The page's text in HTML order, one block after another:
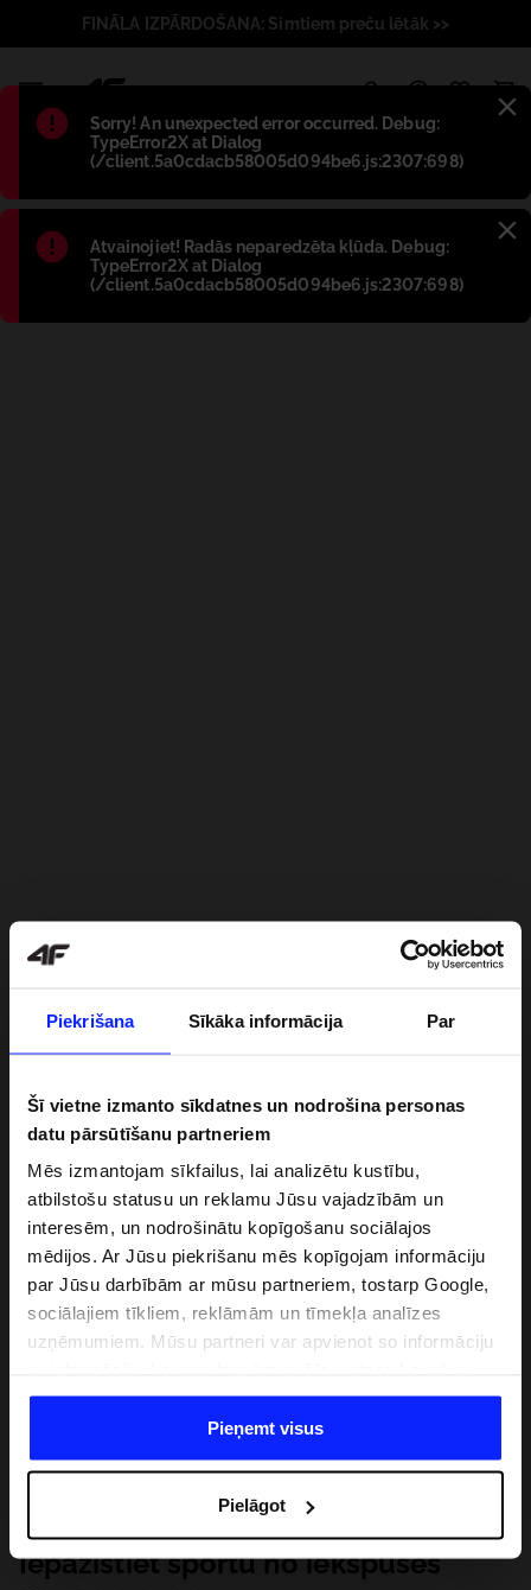
Piekrišana Sīkāka informācija Par
Šī vietne izmanto sīkdatnes un nodrošina personas
datu pārsūtīšanu partneriem
Mēs izmantojam sīkfailus, lai analizētu kustību,
atbilstošu statusu un reklamu Jūsu vajadzībām un
interesēm, un nodrošinātu kopīgošanu sociālajos
mēdijos. Ar Jūsu piekrišanu mēs kopīgojam informāciju
par Jūsu darbībām ar mūsu partneriem, tostarp Google,
sociālajiem tīkliem, reklāmām un tīmekļa analīzes
uzņēmumiem. Mūsu partneri var apvienot so informāciju
datiem, ko viņi iegūst, izmantojot viņu pakalpojumus. Ar
Jūsu atļauju, mēs varam pārsūtīt Jūsu personas datus
saviem partneriem, lai uzlabotu veidu, kadā tiek rādīta
saturu un uzlabotu mūsu partneru piedāvātos risinajumus
( piem. socialos tīklus). Detalizētu informāciju var atrast
mūsu Privātuma politikā un sadaļā "Detaļas".
Pieņemt visus
Pielāgot
Błąd:
Sorry! An unexpected error occurred. Debug:
TypeError2X at Dialog
(/client.5a0cdacb58005d094be6.js:2307:698)
Błąd:
Atvainojiet! Radās neparedzēta kļūda. Debug:
TypeError2X at Dialog
(/client.5a0cdacb58005d094be6.js:2307:698)
FINĀLA IZPĀRDOŠANA: Simtiem preču lētāk >>
Iepazīstiet sportu no iekšpuses